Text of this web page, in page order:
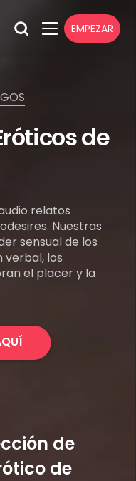
EMPEZAR
de
relatos
Nuestras
sensual de los
verbal, los
el placer y la
de
de